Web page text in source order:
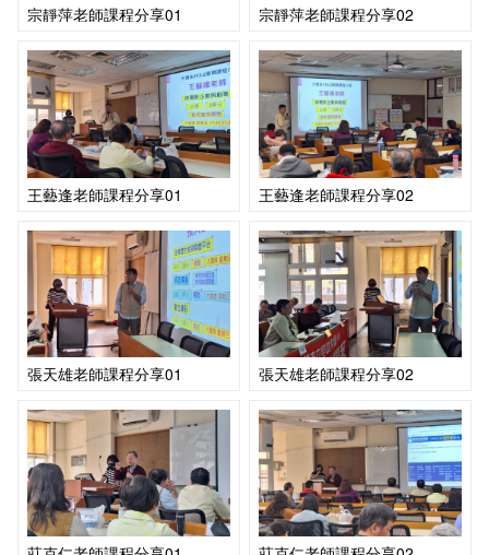
宗靜萍老師課程分享01 宗靜萍老師課程分享02
王藝逢老師課程分享01 王藝逢老師課程分享02
張天雄老師課程分享01 張天雄老師課程分享02